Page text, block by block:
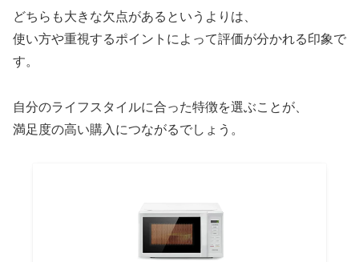
どちらも大きな欠点があるというよりは、
使い方や重視するポイントによって評価が分かれる印象で
す。
自分のライフスタイルに合った特徴を選ぶことが、
満足度の高い購入につながるでしょう。